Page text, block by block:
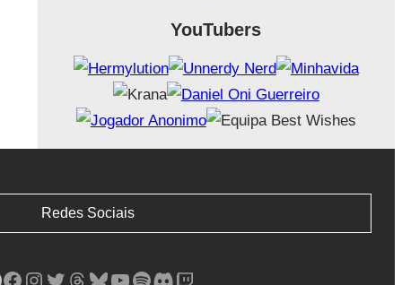
YouTubers
Redes Sociais
Facebook Instagram Twitter Threads Bluesky YouTube Spotify Discord Twitch